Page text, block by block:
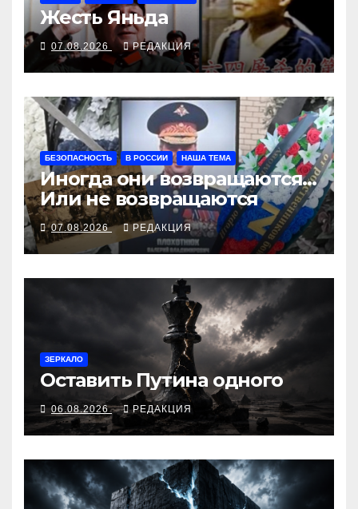
Жесть Яньда
07.08.2026 РЕДАКЦИЯ
БЕЗОПАСНОСТЬ В РОССИИ НАША ТЕМА
Иногда они возвращаются…
Или не возвращаются
07.08.2026 РЕДАКЦИЯ
ЗЕРКАЛО
Оставить Путина одного
06.08.2026 РЕДАКЦИЯ